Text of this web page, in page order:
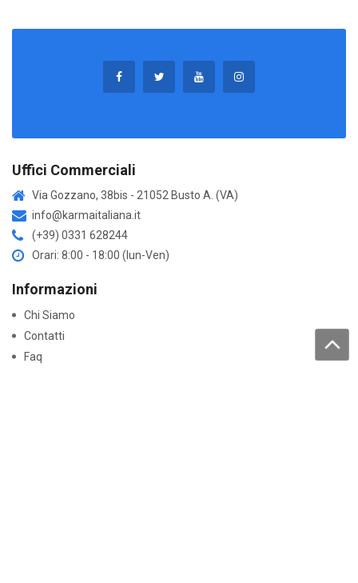
Uffici Commerciali
Via Gozzano, 38bis - 21052 Busto A. (VA)
info@karmaitaliana.it
(+39) 0331 628244
Orari: 8:00 - 18:00 (lun-Ven)
Informazioni
Chi Siamo
Contatti
Faq